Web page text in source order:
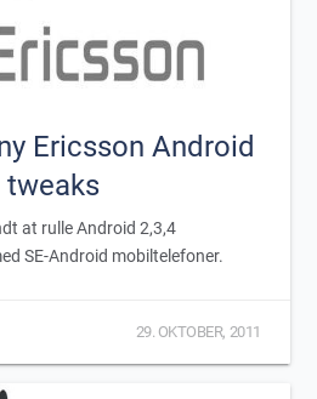
Ericsson Android
tweaks
at rulle Android 2,3,4
SE-Android mobiltelefoner.
29. OKTOBER, 2011